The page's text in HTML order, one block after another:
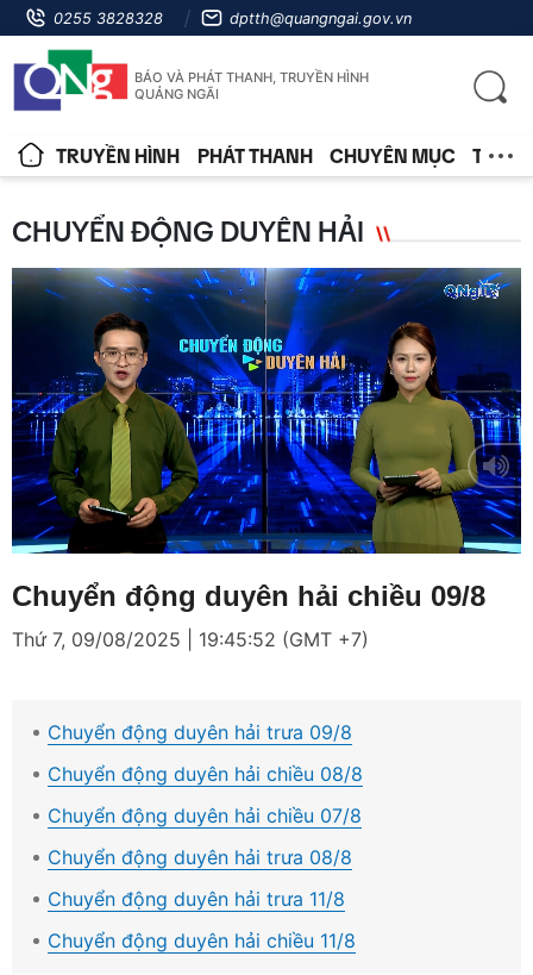
0255 3828328 dptth@quangngai.gov.vn
BÁO VÀ PHÁT THANH, TRUYỀN HÌNH
QUẢNG NGÃI
TRUYỀN HÌNH PHÁT THANH CHUYÊN MỤC TIN
CHUYỂN ĐỘNG DUYÊN HẢI
Loaded:
2.34%
Chuyển động duyên hải chiều 09/8
Thứ 7, 09/08/2025 | 19:45:52 (GMT +7)
Chuyển động duyên hải trưa 09/8
Chuyển động duyên hải chiều 08/8
Chuyển động duyên hải chiều 07/8
Chuyển động duyên hải trưa 08/8
Chuyển động duyên hải trưa 11/8
Chuyển động duyên hải chiều 11/8